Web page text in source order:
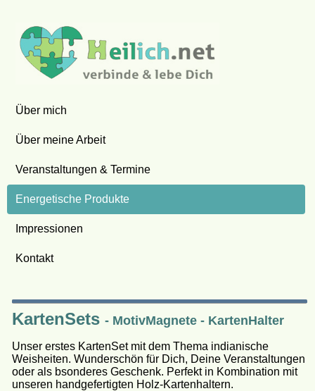
Über mich
Über meine Arbeit
Veranstaltungen & Termine
Energetische Produkte
Impressionen
Kontakt
KartenSets - MotivMagnete - KartenHalter
Unser erstes KartenSet mit dem Thema indianische
Weisheiten. Wunderschön für Dich, Deine Veranstaltungen
oder als bsonderes Geschenk. Perfekt in Kombination mit
unseren handgefertigten Holz-Kartenhaltern.